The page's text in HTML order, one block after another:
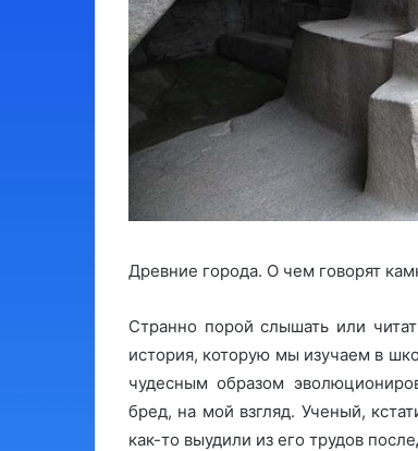
Древние города. О чем говорят
Странно порой слышать или
история, которую мы изучаем в
чудесным образом
бред, на мой взгляд. Ученый,
как-то выудили из его трудов